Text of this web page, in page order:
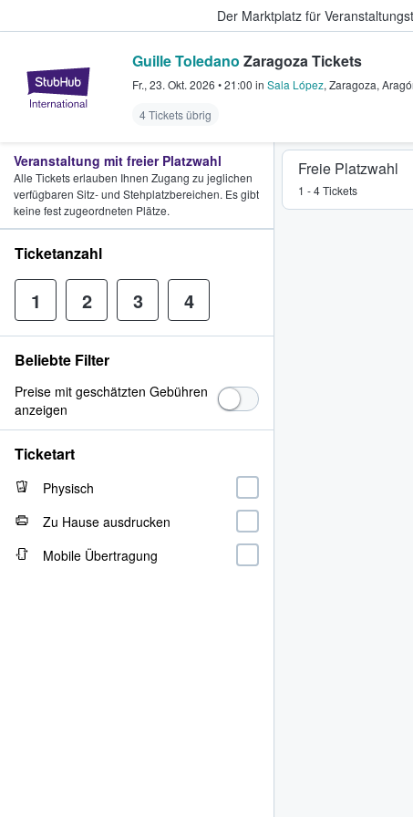
Der Marktplatz für
StubHub - Wo Fans Tickets
Guille Toledano Zaragoza Tickets
Fr., 23. Okt. 2026 •21:00 in Sala López, Zaragoza,
4 Tickets übrig
Freie Platzwahl
1 - 4 Tickets
Veranstaltung mit freier Platzwahl
Alle Tickets erlauben Ihnen Zugang zu jeglichen
verfügbaren Sitz- und Stehplatzbereichen. Es gibt
keine fest zugeordneten Plätze.
Ticketanzahl
1 2 3 4
Beliebte Filter
Preise mit geschätzten Gebühren
anzeigen
Ticketart
Physisch
Zu Hause ausdrucken
Mobile Übertragung